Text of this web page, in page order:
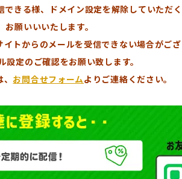
きる様、ドメイン設定を解除していただ
願いいいたします。
トからのメールを受信できない場合がご
定のご確認をお願い致します。
お問合せフォームよりご連絡ください。